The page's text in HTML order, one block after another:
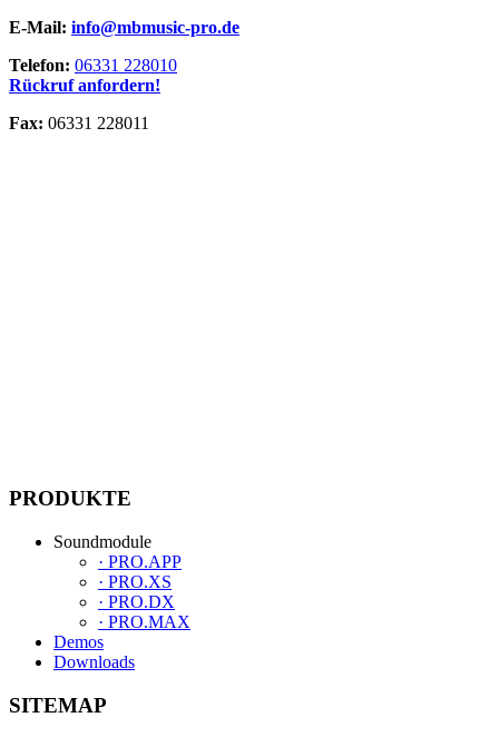
E-Mail: info@mbmusic-pro.de
Telefon: 06331 228010
Rückruf anfordern!
Fax: 06331 228011
PRODUKTE
Soundmodule
· PRO.APP
· PRO.XS
· PRO.DX
· PRO.MAX
Demos
Downloads
SITEMAP